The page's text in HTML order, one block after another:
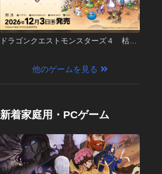
ドラゴンクエストモンスターズ４ 枯れ
他のゲームを見る
新着家庭用・PCゲーム